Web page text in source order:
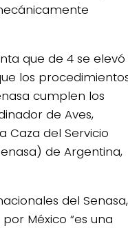
que de 4 se elevó
los
cumplen los
de Aves,
Caza del Servicio
de Argentina,
del Senasa,
México “es una